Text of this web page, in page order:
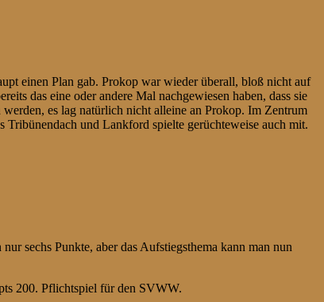
einen Plan gab. Prokop war wieder überall, bloß nicht auf
das eine oder andere Mal nachgewiesen haben, dass sie
es lag natürlich nicht alleine an Prokop. Im Zentrum
Tribünendach und Lankford spielte gerüchteweise auch mit.
sechs Punkte, aber das Aufstiegsthema kann man nun
200. Pflichtspiel für den SVWW.